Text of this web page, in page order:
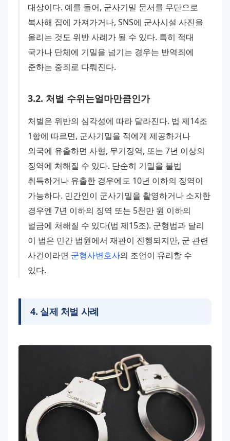
대상이다. 예를 들어, 군사기밀 문서를 무단으로
복사해 집에 가져가거나, SNS에 군사시설 사진을
올리는 것도 위반 사례가 될 수 있다. 특히 적대
국가나 단체에 기밀을 넘기는 경우는 반역죄에
준하는 중죄로 다뤄진다.
3.2. 처벌 수위는얼마만큼인가
처벌은 위반의 심각성에 따라 달라진다. 법 제14조
1항에 따르면, 군사기밀을 적에게 제공하거나
외국에 유출하면 사형, 무기징역, 또는 7년 이상의
징역에 처해질 수 있다. 단순히 기밀을 불법
취득하거나 유출한 경우에도 10년 이하의 징역이
가능하다. 민간인이 군사기밀을 촬영하거나 소지한
경우엔 7년 이하의 징역 또는 5천만 원 이하의
벌금에 처해질 수 있다(법 제15조). 군형법과 달리
이 법은 민간 법원에서 재판이 진행되지만, 군 관련
사건이라면 군형사변호사의 조언이 유리할 수
있다.
4. 실제 처벌 사례